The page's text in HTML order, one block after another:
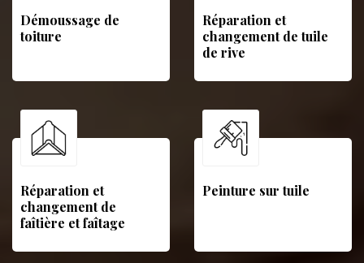
Démoussage de
toiture
Réparation et
changement de tuile
de rive
Réparation et
changement de
faîtière et faîtage
Peinture sur tuile